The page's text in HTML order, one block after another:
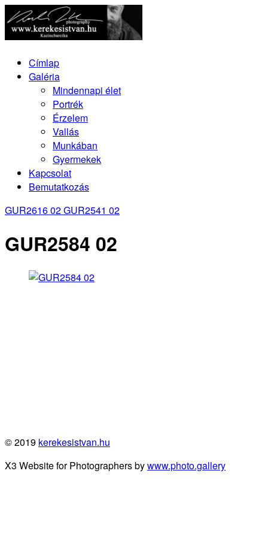
Címlap
Galéria
Mindennapi élet
Portrék
Érzelem
Vallás
Munkában
Gyermekek
Kapcsolat
Bemutatkozás
GUR2616 02GUR2541 02
GUR2584 02
© 2019 kerekesistvan.hu
X3 Website for Photographers bywww.photo.gallery